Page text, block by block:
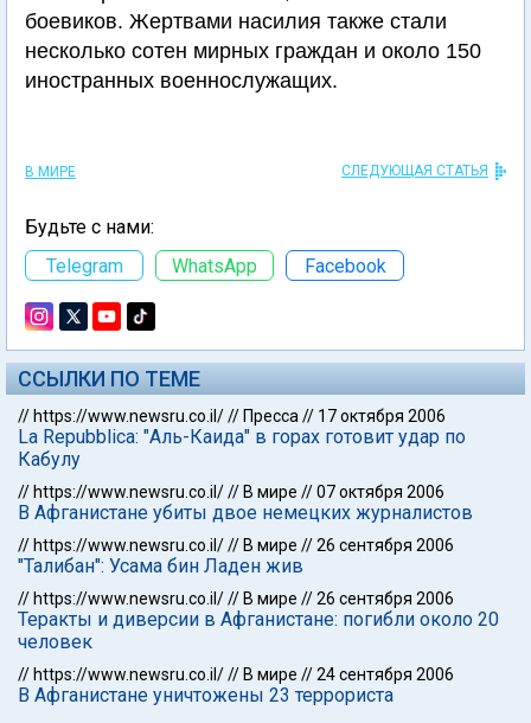
боевиков. Жертвами насилия также стали
несколько сотен мирных граждан и около 150
иностранных военнослужащих.
В МИРЕ СЛЕДУЮЩАЯ СТАТЬЯ
Будьте с нами:
Telegram
WhatsApp Facebook
ССЫЛКИ ПО ТЕМЕ
// https://www.newsru.co.il/// Пресса // 17 октября 2006
La Repubblica: "Аль-Каида" в горах готовит удар по
Кабулу
// https://www.newsru.co.il/// В мире //07 октября 2006
В Афганистане убиты двое немецких журналистов
// https://www.newsru.co.il/// В мире //26 сентября 2006
"Талибан": Усама бин Ладен жив
// https://www.newsru.co.il/// В мире //26 сентября 2006
Теракты и диверсии в Афганистане: погибли около 20
человек
// https://www.newsru.co.il/// В мире //24 сентября 2006
В Афганистане уничтожены 23 террориста